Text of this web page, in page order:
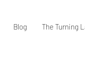
Blog The Turning